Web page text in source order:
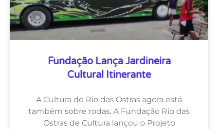
Fundação Lança Jardineira
Cultural Itinerante
A Cultura de Rio das Ostras agora está
também sobre rodas. A Fundação Rio das
Ostras de Cultura lançou o Projeto